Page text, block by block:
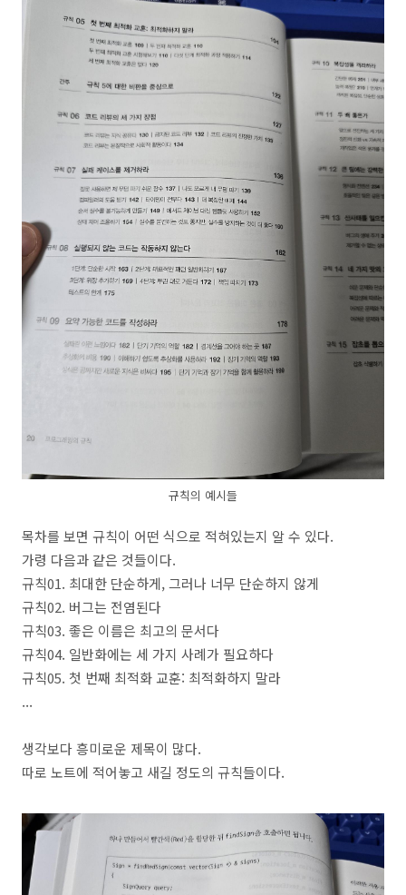
규칙의 예시들
목차를 보면 규칙이 어떤 식으로 적혀있는지 알 수 있다.
가령 다음과 같은 것들이다.
규칙01. 최대한 단순하게, 그러나 너무 단순하지 않게
규칙02. 버그는 전염된다
규칙03. 좋은 이름은 최고의 문서다
규칙04. 일반화에는 세 가지 사례가 필요하다
규칙05. 첫 번째 최적화 교훈: 최적화하지 말라
...
생각보다 흥미로운 제목이 많다.
따로 노트에 적어놓고 새길 정도의 규칙들이다.